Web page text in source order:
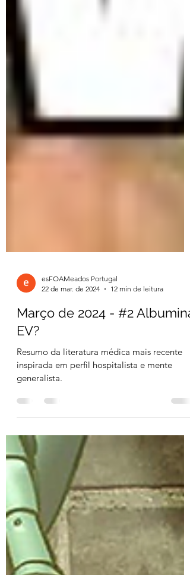
esFOAMeados Portugal
Março de 2024 - #2 Albumina
EV?
inspirada em perfil hospitalista e mente
generalista.